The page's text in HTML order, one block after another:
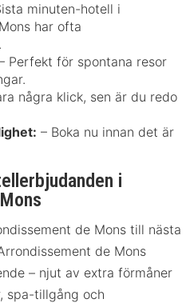
minuten-hotell i
har ofta
Perfekt för spontana resor
några klick, sen är du redo
– Boka nu innan det är
i
de Mons till nästa
de Mons
– njut av extra förmåner
spa-tillgång och